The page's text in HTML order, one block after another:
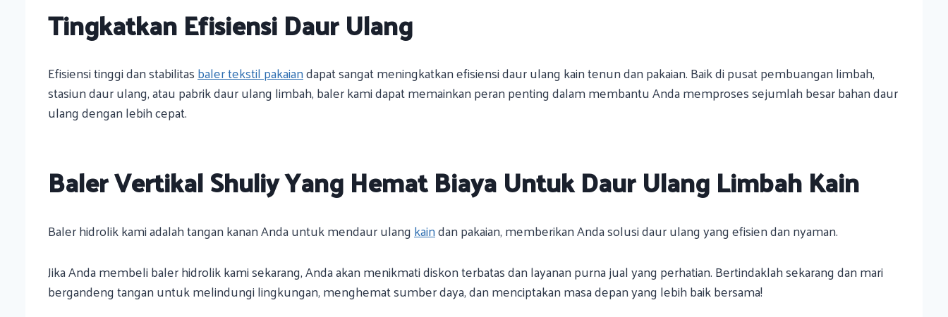
Tingkatkan Efisiensi Daur Ulang
Efisiensi tinggi dan stabilitasbaler tekstil pakaiandapat sangat meningkatkan efisiensi daur ulang kain tenun dan pakaian. Baik di pusat pembuangan limbah,
stasiun daur ulang, atau pabrik daur ulang limbah, baler kami dapat memainkan peran penting dalam membantu Anda memproses sejumlah besar bahan daur
ulang dengan lebih cepat.
Baler Vertikal Shuliy Yang Hemat Biaya Untuk Daur Ulang Limbah Kain
Baler hidrolik kami adalah tangan kanan Anda untuk mendaur ulangkaindan pakaian, memberikan Anda solusi daur ulang yang efisien dan nyaman.
Jika Anda membeli baler hidrolik kami sekarang, Anda akan menikmati diskon terbatas dan layanan purna jual yang perhatian. Bertindaklah sekarang dan mari
bergandeng tangan untuk melindungi lingkungan, menghemat sumber daya, dan menciptakan masa depan yang lebih baik bersama!